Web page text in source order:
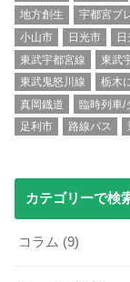
地方創生
宇都宮ブ
小山市
日光市
東武宇都宮線
東武
東武鬼怒川線
栃木
真岡鐡道
臨時列車/
足利市
路線バス
カテゴリーで検
コラム (9)